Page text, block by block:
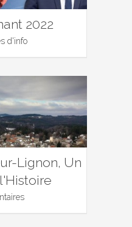
2022
d'info
Lignon, Un